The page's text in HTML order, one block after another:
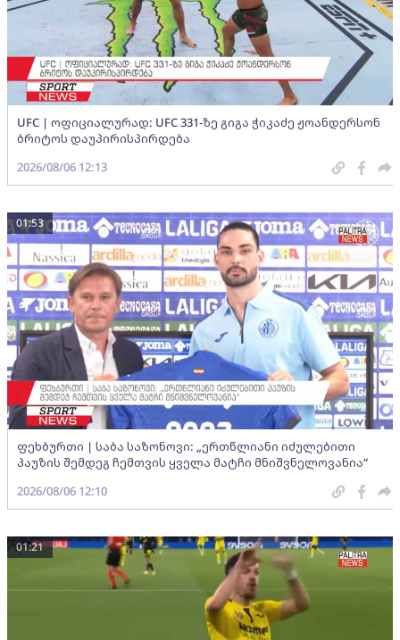
UFC | ოფიციალურად: UFC 331-ზე გიგა ჭიკაძე ჟოანდერსონ
ბრიტოს დაუპირისპირდება
2026/08/06 12:13
ფეხბურთი | საბა საზონოვი: „ერთწლიანი იძულებითი
პაუზის შემდეგ ჩემთვის ყველა მატჩი მნიშვნელოვანია“
01:53
2026/08/06 12:10
01:21